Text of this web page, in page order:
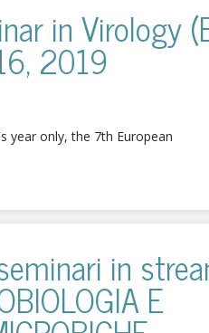
in Virology
2019
year only, the 7th European
in
E